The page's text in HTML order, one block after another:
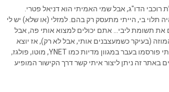
רוכבי הדו"ג, אבל שמי האמיתי הוא דניאל פטרי.
תלוי בי, הייתי מתעסק רק בהם. למזלי (או שלא) יש לי
את תשומת ליבי... אתם יכולים למצוא אותי פה, אבל
(בעיקר כשמעצבנים אותי, אבל לא רק), אז יוצא
שאני גם כותב המון במקומות נוספים, וכתבות שאני כתבתי פורסמו בעבר במגוון מדיות כמו YNET, מוטו, פולגז,
באתר זה ניתן ליצור איתי קשר דרך הקישור המופיע